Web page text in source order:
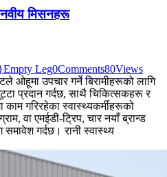
मिसनहरू
Leg0Comments80Views
ओहूमा उपचार गर्ने बिरामीहरूको लागि
प्रदान गर्दछ, साथै चिकित्सकहरू र
गरिरहेका स्वास्थ्यकर्मीहरूको
वा एमईडी-ट्रिप, चार नयाँ ब्रान्ड
समावेश गर्दछ। रानी स्वास्थ्य